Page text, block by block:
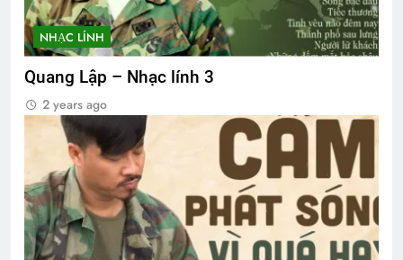
NHẠC LÍNH
Quang Lập – Nhạc lính 3
2 years ago